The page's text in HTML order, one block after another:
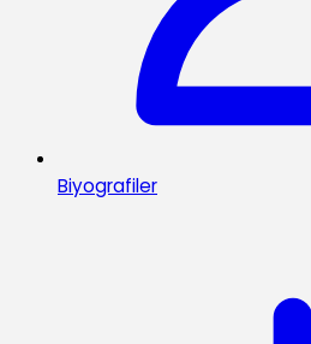
Biyografiler